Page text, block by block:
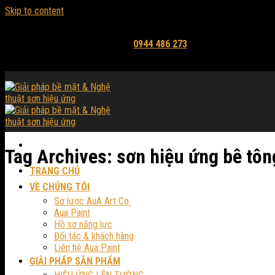
Skip to content
0944 486 273
TRANG CHỦ
VỀ CHÚNG TÔI
Sơ lược AuA Art Co.
Aua Paint
Hồ sơ năng lực
Đối tác & khách hàng
Liên hệ Aua Paint
GIẢI PHÁP SẢN PHẨM
Tag Archives: sơn hiệu ứng bê